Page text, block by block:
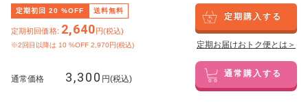
定期初回 20 %OFF 送料無料
定期初回価格: 2,640円(税込)
※2回目以降は 10 %OFF 2,970円(税込)
定期購入する
定期お届けおトク便とは＞
通常価格 3,300 円(税込) 通常購入する